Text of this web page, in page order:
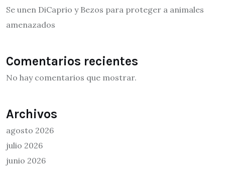
Se unen DiCaprio y Bezos para proteger a animales
amenazados
Comentarios recientes
No hay comentarios que mostrar.
Archivos
agosto 2026
julio 2026
junio 2026